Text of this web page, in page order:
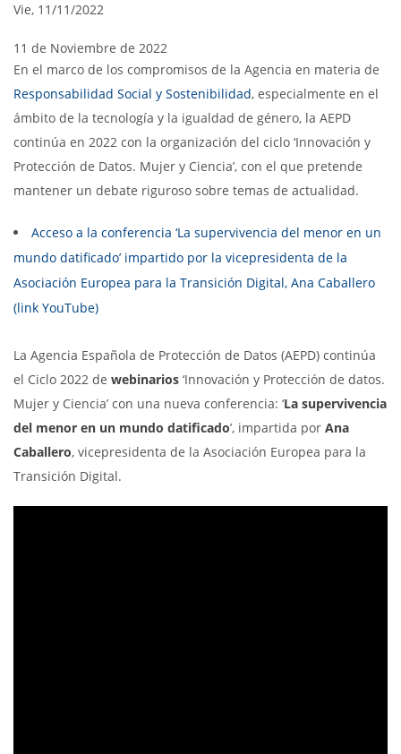
Vie, 11/11/2022
11 de Noviembre de 2022
En el marco de los compromisos de la Agencia en materia de
Responsabilidad Social y Sostenibilidad, especialmente en el
ámbito de la tecnología y la igualdad de género, la AEPD
continúa en 2022 con la organización del ciclo ‘Innovación y
Protección de Datos. Mujer y Ciencia’, con el que pretende
mantener un debate riguroso sobre temas de actualidad.
Acceso a la conferencia ‘La supervivencia del menor en un
mundo datificado’ impartido por la vicepresidenta de la
Asociación Europea para la Transición Digital, Ana Caballero
(link YouTube)
La Agencia Española de Protección de Datos (AEPD) continúa
el Ciclo 2022 de webinarios ‘Innovación y Protección de datos.
Mujer y Ciencia’ con una nueva conferencia: ‘La supervivencia
del menor en un mundo datificado’, impartida por Ana
Caballero, vicepresidenta de la Asociación Europea para la
Transición Digital.